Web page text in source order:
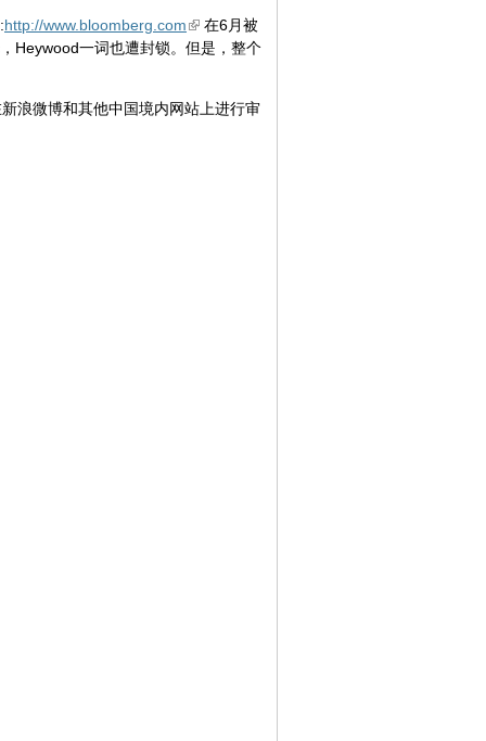
http://www.bloomberg.com
在6月被
Heywood一词也遭封锁。但是，整个
浪微博和其他中国境内网站上进行审